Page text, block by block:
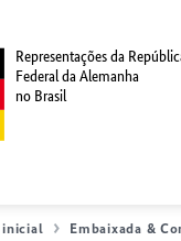
Representações da
Federal da Alemanha
no Brasil
inicial Embaixada &